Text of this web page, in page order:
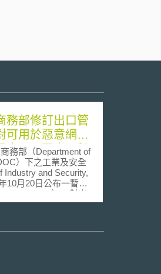
務部修訂出口管
可用於惡意網路
出口、再出口與
制
部（Department of
）下之工業及安全
Industry and Security,
10月20日公布一暫行
final rule），對出
Administration